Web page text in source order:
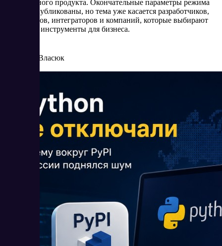
программного продукта. Окончательные параметры режима
пока не опубликованы, но тема уже касается разработчиков,
провайдеров, интеграторов и компаний, которые выбирают
цифровые инструменты для бизнеса.
Елена Власюк